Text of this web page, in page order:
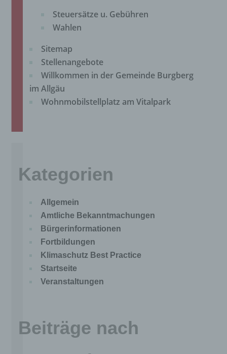
Steuersätze u. Gebühren
Wahlen
Sitemap
Stellenangebote
Willkommen in der Gemeinde Burgberg
im Allgäu
Wohnmobilstellplatz am Vitalpark
Kategorien
Allgemein
Amtliche Bekanntmachungen
Bürgerinformationen
Fortbildungen
Klimaschutz Best Practice
Startseite
Veranstaltungen
Beiträge nach